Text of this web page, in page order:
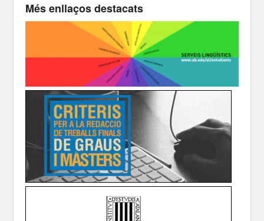
Més enllaços destacats